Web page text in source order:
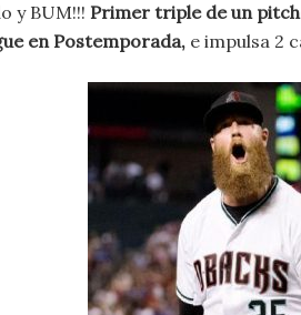
y BUM!!! Primer triple de un
en Postemporada, e impulsa 2